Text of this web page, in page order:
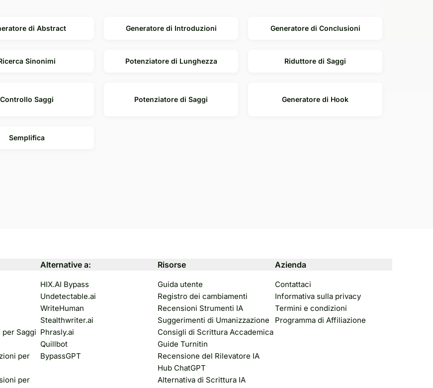
di Abstract Generatore di Introduzioni Generatore di Conclusioni
Sinonimi Potenziatore di Lunghezza Riduttore di Saggi
Controllo Saggi Potenziatore di Saggi Generatore di Hook
Semplifica
Saggi
per
per
Alternative a:
HIX.AI Bypass
Undetectable.ai
WriteHuman
Stealthwriter.ai
Phrasly.ai
Quillbot
BypassGPT
Risorse
Guida utente
Registro dei cambiamenti
Recensioni Strumenti IA
Suggerimenti di Umanizzazione
Consigli di Scrittura Accademica
Guide Turnitin
Recensione del Rilevatore IA
Hub ChatGPT
Alternativa di Scrittura IA
Azienda
Contattaci
Informativa sulla privacy
Termini e condizioni
Programma di Affiliazione